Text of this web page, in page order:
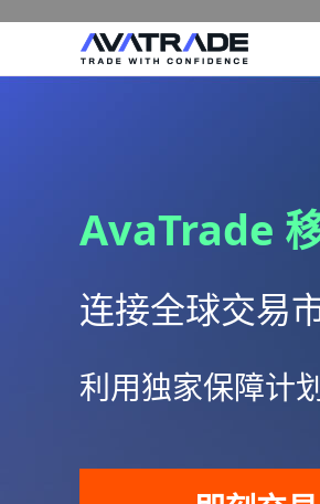
AvaTrade
连接全球交易
利用独家保障计